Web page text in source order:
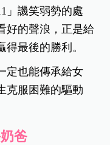
」譏笑弱勢的處
好的聲浪，正是給
最後的勝利。
定也能傳承給女
克服困難的驅動
爸